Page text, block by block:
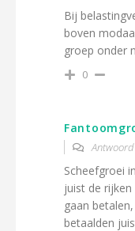
Bij
boven
groep onder
0
Scheefgroei
juist de
gaan
betaalden